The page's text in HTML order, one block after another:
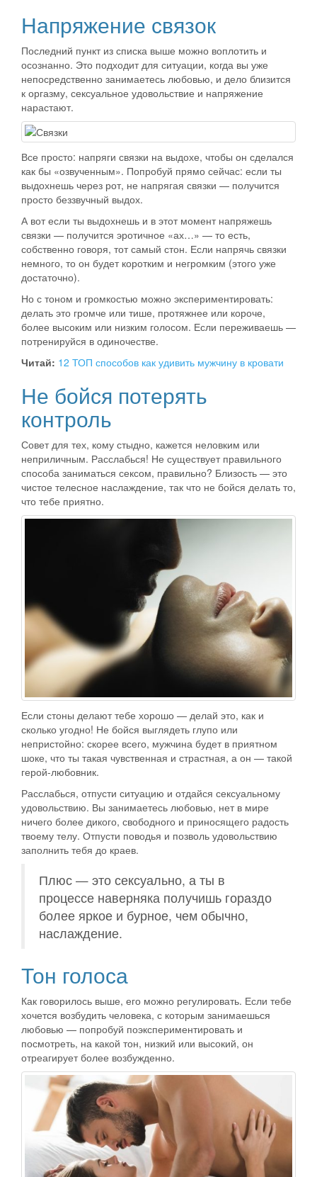
Напряжение связок
Последний пункт из списка выше можно воплотить и
осознанно. Это подходит для ситуации, когда вы уже
непосредственно занимаетесь любовью, и дело близится
к оргазму, сексуальное удовольствие и напряжение
нарастают.
Все просто: напряги связки на выдохе, чтобы он сделался
как бы «озвученным». Попробуй прямо сейчас: если ты
выдохнешь через рот, не напрягая связки — получится
просто беззвучный выдох.
А вот если ты выдохнешь и в этот момент напряжешь
связки — получится эротичное «ах…» — то есть,
собственно говоря, тот самый стон. Если напрячь связки
немного, то он будет коротким и негромким (этого уже
достаточно).
Но с тоном и громкостью можно экспериментировать:
делать это громче или тише, протяжнее или короче,
более высоким или низким голосом. Если переживаешь —
потренируйся в одиночестве.
Читай: 12 ТОП способов как удивить мужчину в кровати
Не бойся потерять
контроль
Совет для тех, кому стыдно, кажется неловким или
неприличным. Расслабься! Не существует правильного
способа заниматься сексом, правильно? Близость — это
чистое телесное наслаждение, так что не бойся делать то,
что тебе приятно.
Если стоны делают тебе хорошо — делай это, как и
сколько угодно! Не бойся выглядеть глупо или
непристойно: скорее всего, мужчина будет в приятном
шоке, что ты такая чувственная и страстная, а он — такой
герой-любовник.
Расслабься, отпусти ситуацию и отдайся сексуальному
удовольствию. Вы занимаетесь любовью, нет в мире
ничего более дикого, свободного и приносящего радость
твоему телу. Отпусти поводья и позволь удовольствию
заполнить тебя до краев.
Плюс — это сексуально, а ты в
процессе наверняка получишь гораздо
более яркое и бурное, чем обычно,
наслаждение.
Тон голоса
Как говорилось выше, его можно регулировать. Если тебе
хочется возбудить человека, с которым занимаешься
любовью — попробуй поэкспериментировать и
посмотреть, на какой тон, низкий или высокий, он
отреагирует более возбужденно.